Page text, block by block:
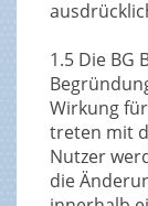
1.5 Die BG
Wirkung
treten mit
Nutzer
die